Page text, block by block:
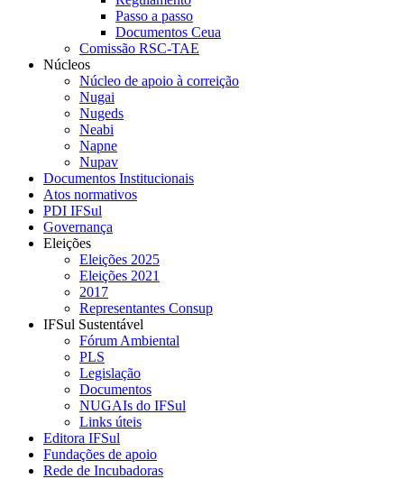
Passo a passo
Documentos Ceua
Comissão RSC-TAE
Núcleos
Núcleo de apoio à correição
Nugai
Nugeds
Neabi
Napne
Nupav
Documentos Institucionais
Atos normativos
PDI IFSul
Governança
Eleições
Eleições 2025
Eleições 2021
2017
Representantes Consup
IFSul Sustentável
Fórum Ambiental
PLS
Legislação
Documentos
NUGAIs do IFSul
Links úteis
Editora IFSul
Fundações de apoio
Rede de Incubadoras